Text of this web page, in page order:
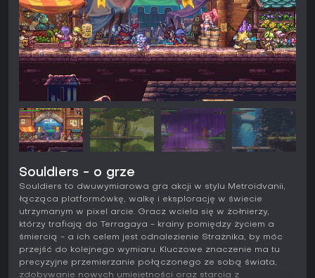
Souldiers - o grze
Souldiers to dwuwymiarowa gra akcji w stylu Metroidvanii,
łącząca platformówkę, walkę i eksplorację w świecie
utrzymanym w pixel arcie. Gracz wciela się w żołnierzy,
którzy trafiają do Terragaya - krainy pomiędzy życiem a
śmiercią - a ich celem jest odnalezienie Strażnika, by móc
przejść do kolejnego wymiaru. Kluczowe znaczenie ma tu
precyzyjne przemierzanie połączonego ze sobą świata,
zdobywanie nowych umiejętności oraz starcia z